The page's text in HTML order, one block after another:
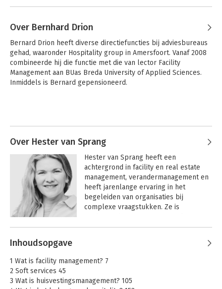
Over Bernhard Drion
Bernard Drion heeft diverse directiefuncties bij adviesbureaus
gehad, waaronder Hospitality group in Amersfoort. Vanaf 2008
combineerde hij die functie met die van lector Facility
Management aan BUas Breda University of Applied Sciences.
Inmiddels is Bernard gepensioneerd.
Over Hester van Sprang
Hester van Sprang heeft een
achtergrond in facility en real estate
management, verandermanagement en
heeft jarenlange ervaring in het
begeleiden van organisaties bij
complexe vraagstukken. Ze is
Huisvestingsadvies en Buro
samenwerkingsverbanden om strategie
zowel de inhoud als de mensen die het
moeten doen. In haar werk combineert
Andere boeken door Hester van
Sprang
Inhoudsopgave
1 Wat is facility management? 7
2 Soft services 45
3 Wat is huisvestingsmanagement? 105